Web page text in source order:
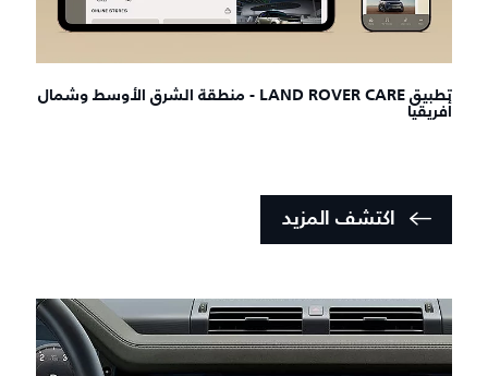
تطبيق LAND ROVER CARE - منطقة الشرق الأوسط وشمال
أفريقيا
اكتشف المزيد